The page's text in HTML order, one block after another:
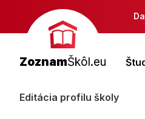
ZoznamŠkôl.eu
Editácia profilu školy